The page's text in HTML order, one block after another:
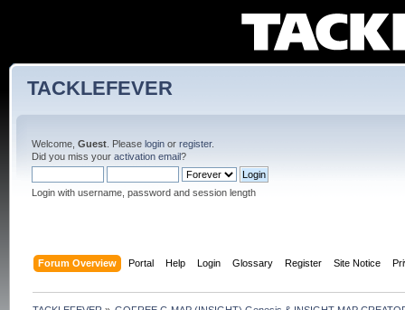
TACKLEFEVER
Welcome, Guest. Please loginor register.
Did you miss your activation email?
Login with username, password and session length
Forum Overview Portal Help Login Glossary Register Site Notice